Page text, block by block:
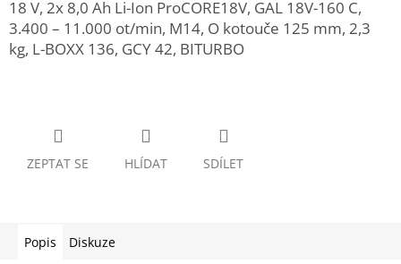
www.inpraise.cz
Gaming
Cyklo
Dílna
18 V, 2x 8,0 Ah Li-Ion ProCORE18V, GAL 18V-160 C,
3.400 – 11.000 ot/min, M14, O kotouče 125 mm, 2,3
kg, L-BOXX 136, GCY 42, BITURBO
ZEPTAT SE HLÍDAT SDÍLET
Popis Diskuze